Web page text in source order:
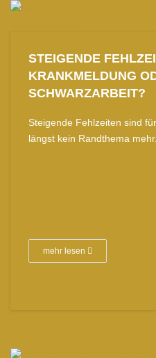
STEIGENDE
KRANKMELDUNG
SCHWARZARBEIT?
Steigende Fehlzeiten sind
längst kein Randthema
mehr lesen